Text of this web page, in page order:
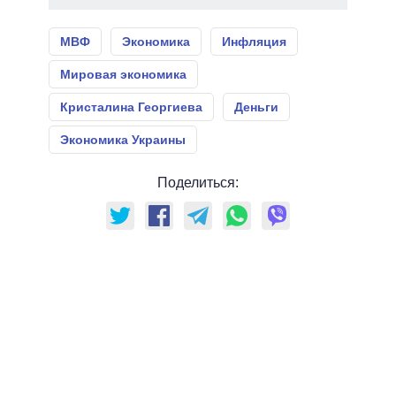
МВФ Экономика Инфляция
Мировая экономика
Кристалина Георгиева Деньги
Экономика Украины
Поделиться: